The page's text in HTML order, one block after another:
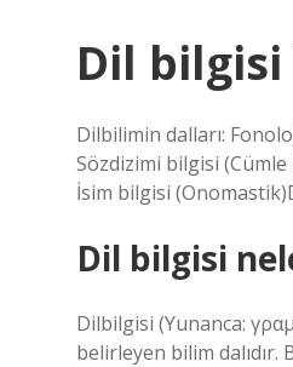
Dil
Dilbilimin dalları:
Sözdizimi bilgisi
İsim bilgisi
Dil bilgisi
Dilbilgisi (Yunanca:
belirleyen bilim